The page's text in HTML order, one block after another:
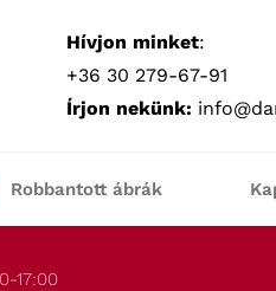
Hívjon minket:
+36 30 279-67-91
Írjon nekünk:
Robbantott ábrák
17:00